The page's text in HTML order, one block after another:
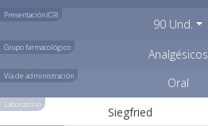
Presentación (C9)
90 Und.
Grupo farmacológico Analgésicos
Vía de administración Oral
Laboratorio
Siegfried